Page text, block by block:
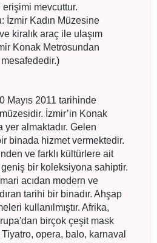
mevcuttur.
İzmir Kadın Müzesine
kiralık araç ile ulaşım
Konak Metrosundan
Mayıs 2011 tarihinde
İzmir’in Konak
yer almaktadır. Gelen
binada hizmet vermektedir.
ve farklı kültürlere ait
bir koleksiyona sahiptir.
acıdan modern ve
tarihi bir binadır. Ahşap
kullanılmıştır. Afrika,
birçok çeşit mask
opera, balo, karnaval